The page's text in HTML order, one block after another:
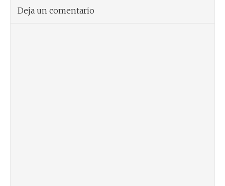
Deja un comentario